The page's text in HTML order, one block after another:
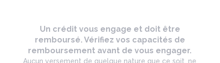
Un crédit vous engage et doit être
remboursé. Vérifiez vos capacités de
remboursement avant de vous engager.
Aucun versement de quelque nature que ce soit, ne